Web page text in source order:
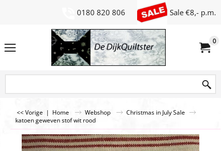
0180 820 806 Sale €8,- p.m.
0
<< Vorige | Home Webshop
Christmas in July Sale
katoen geweven stof wit rood